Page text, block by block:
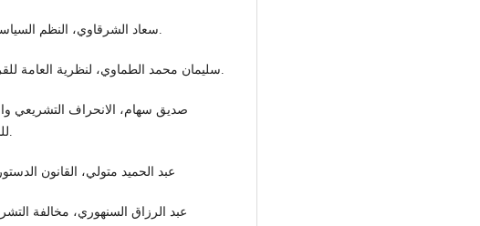
صديق سهام، الانحراف التشريعي
للدراسات القانونية والسياسية مج4، ع2، 2019.
عبد الحميد متولي، القانون
عبد الرزاق السنهوري، مخالفة